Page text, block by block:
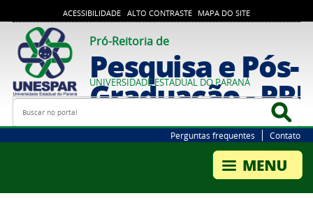
ACESSIBILIDADE ALTO CONTRASTE MAPA DO SITE
Pró-Reitoria de
Pesquisa e Pós-
Graduação -
UNIVERSIDADE ESTADUAL DO PARANÁ
Busca
Perguntas frequentes Contato